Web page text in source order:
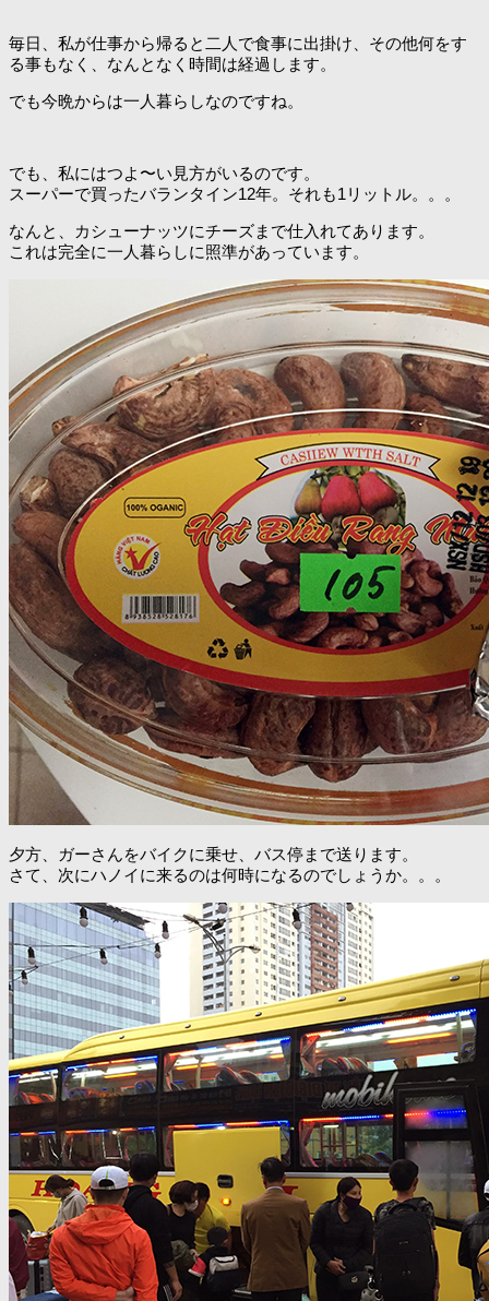
毎日、私が仕事から帰ると二人で食事に出掛け、その他何をす
る事もなく、なんとなく時間は経過します。
でも今晩からは一人暮らしなのですね。
でも、私にはつよ〜い見方がいるのです。
スーパーで買ったバランタイン12年。それも1リットル。。。
なんと、カシューナッツにチーズまで仕入れてあります。
これは完全に一人暮らしに照準があっています。
夕方、ガーさんをバイクに乗せ、バス停まで送ります。
さて、次にハノイに来るのは何時になるのでしょうか。。。